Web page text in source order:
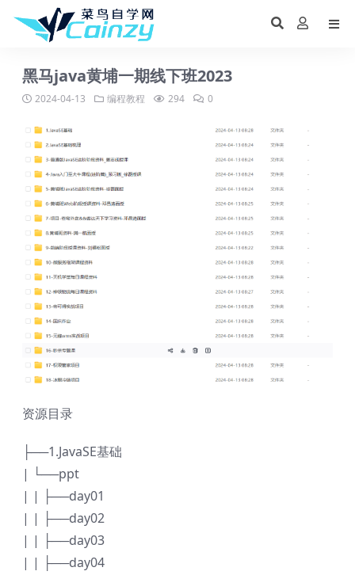
黑马java黄埔一期线下班2023
2024-04-13 编程教程 294 0
资源目录
├──1.JavaSE基础
| └──ppt
| | ├──day01
| | ├──day02
| | ├──day03
| | ├──day04